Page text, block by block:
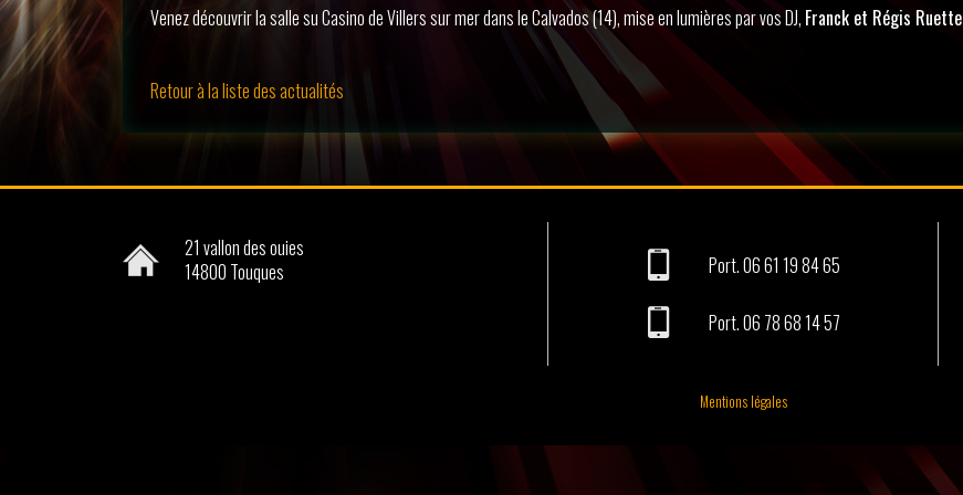
Venez découvrir la salle su Casino de Villers sur mer dans le Calvados (14), mise en lumières par vos DJ, Franck et Régis Ruette
Retour à la liste des actualités
21 vallon des ouies
14800 Touques Port.06 61 19 84 65
Port.06 78 68 14 57
Mentions légales